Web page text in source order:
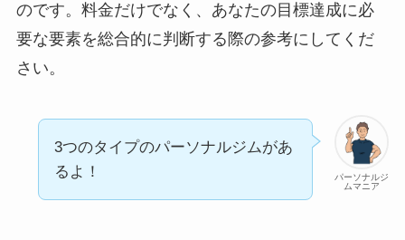
のです。料金だけでなく、あなたの目標達成に必
要な要素を総合的に判断する際の参考にしてくだ
さい。
パーソナルジ
ムマニア
3つのタイプのパーソナルジムがあ
るよ！